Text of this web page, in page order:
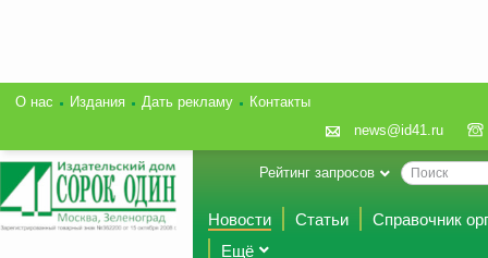
О нас Издания Дать рекламу
Контакты
news@id41.ru
Рейтинг запросов
Новости Статьи
Справочник
Ещё